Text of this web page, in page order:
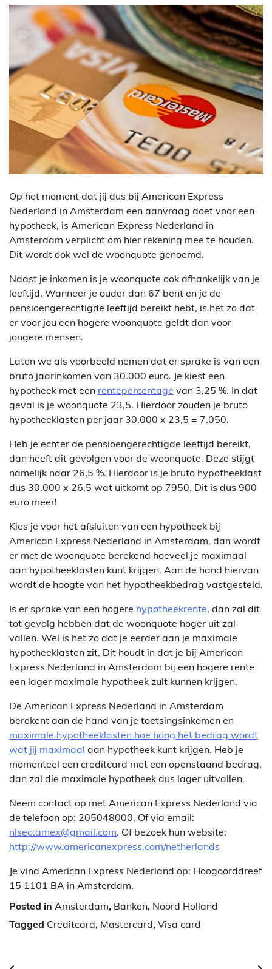
Op het moment dat jij dus bij American Express
Nederland in Amsterdam een aanvraag doet voor een
hypotheek, is American Express Nederland in
Amsterdam verplicht om hier rekening mee te houden.
Dit wordt ook wel de woonquote genoemd.
Naast je inkomen is je woonquote ook afhankelijk van je
leeftijd. Wanneer je ouder dan 67 bent en je de
pensioengerechtigde leeftijd bereikt hebt, is het zo dat
er voor jou een hogere woonquote geldt dan voor
jongere mensen.
Laten we als voorbeeld nemen dat er sprake is van een
bruto jaarinkomen van 30.000 euro. Je kiest een
hypotheek met een rentepercentage van 3,25 %. In dat
geval is je woonquote 23,5. Hierdoor zouden je bruto
hypotheeklasten per jaar 30.000 x 23,5 = 7.050.
Heb je echter de pensioengerechtigde leeftijd bereikt,
dan heeft dit gevolgen voor de woonquote. Deze stijgt
namelijk naar 26,5 %. Hierdoor is je bruto hypotheeklast
dus 30.000 x 26,5 wat uitkomt op 7950. Dit is dus 900
euro meer!
Kies je voor het afsluiten van een hypotheek bij
American Express Nederland in Amsterdam, dan wordt
er met de woonquote berekend hoeveel je maximaal
aan hypotheeklasten kunt krijgen. Aan de hand hiervan
wordt de hoogte van het hypotheekbedrag vastgesteld.
Is er sprake van een hogere hypotheekrente, dan zal dit
tot gevolg hebben dat de woonquote hoger uit zal
vallen. Wel is het zo dat je eerder aan je maximale
hypotheeklasten zit. Dit houdt in dat je bij American
Express Nederland in Amsterdam bij een hogere rente
een lager maximale hypotheek zult kunnen krijgen.
De American Express Nederland in Amsterdam
berekent aan de hand van je toetsingsinkomen en
maximale hypotheeklasten hoe hoog het bedrag wordt
wat jij maximaal aan hypotheek kunt krijgen. Heb je
momenteel een creditcard met een openstaand bedrag,
dan zal die maximale hypotheek dus lager uitvallen.
Neem contact op met American Express Nederland via
de telefoon op: 205048000. Of via email:
nlseo.amex@gmail.com. Of bezoek hun website:
http://www.americanexpress.com/netherlands
Je vind American Express Nederland op: Hoogoorddreef
15 1101 BA in Amsterdam.
Posted in Amsterdam, Banken, Noord Holland
Tagged Creditcard, Mastercard, Visa card